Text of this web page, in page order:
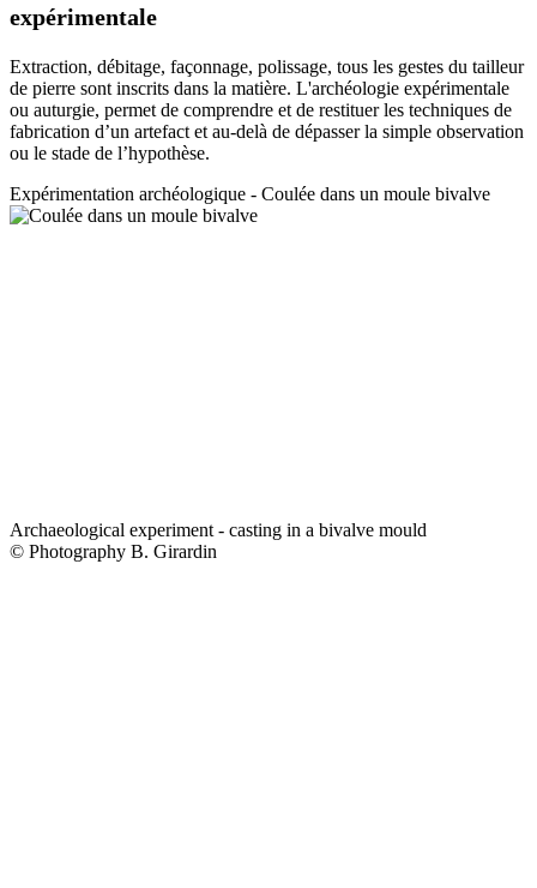
expérimentale
Extraction, débitage, façonnage, polissage, tous les gestes du tailleur
de pierre sont inscrits dans la matière. L'archéologie expérimentale
ou auturgie, permet de comprendre et de restituer les techniques de
fabrication d’un artefact et au-delà de dépasser la simple observation
ou le stade de l’hypothèse.
Expérimentation archéologique - Coulée dans un moule bivalve
Archaeological experiment - casting in a bivalve mould
© Photography B. Girardin